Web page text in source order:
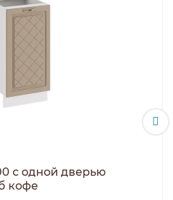
с одной дверью
кофе